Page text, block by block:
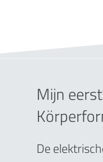
Mijn
De